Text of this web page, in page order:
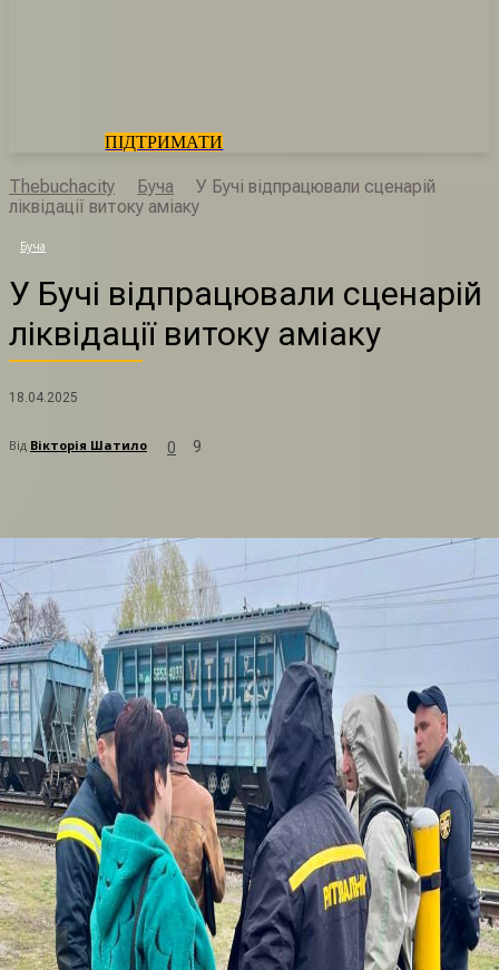
ПІДТРИМАТИ
Thebuchacity Буча
У Бучі відпрацювали сценарій
ліквідації витоку аміаку
Буча
У Бучі відпрацювали сценарій
ліквідації витоку аміаку
18.04.2025
Від Вікторія Шатило 0 9